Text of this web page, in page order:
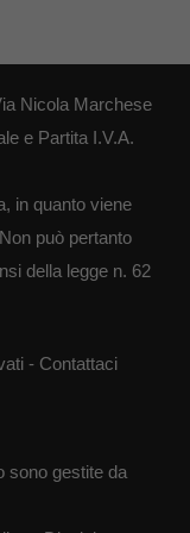
Nicola Marchese
e Partita I.V.A.
in quanto viene
può pertanto
della legge n. 62
- Contattaci
sono gestite da